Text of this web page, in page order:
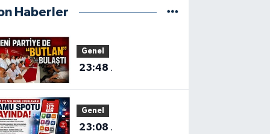
Haberler
Genel
23:48 .
Genel
23:08 .